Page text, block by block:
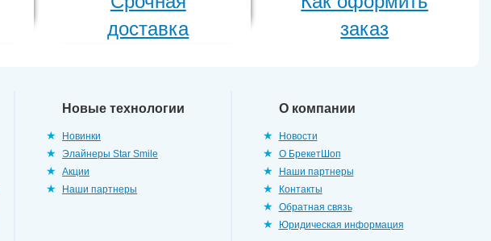
доставка
заказ
Новые технологии
Новинки
Элайнеры Star Smile
Акции
Наши партнеры
О компании
Новости
О БрекетШоп
Наши партнеры
Контакты
Обратная связь
Юридическая информация